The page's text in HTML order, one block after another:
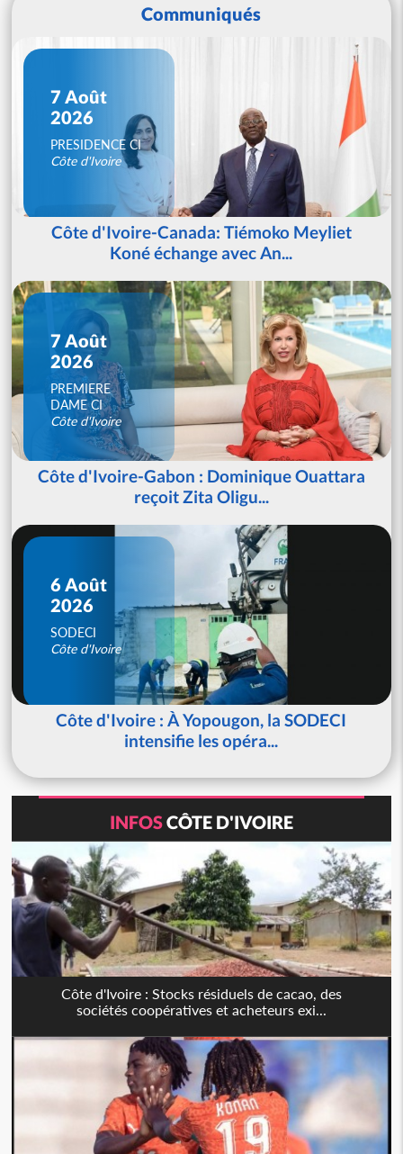
Communiqués
7 Août
2026
PRESIDENCE CI
Côte d'Ivoire
Côte d'Ivoire-Canada: Tiémoko Meyliet
Koné échange avec An...
7 Août
2026
PREMIERE
DAME CI
Côte d'Ivoire
Côte d'Ivoire-Gabon : Dominique Ouattara
reçoit Zita Oligu...
6 Août
2026
SODECI
Côte d'Ivoire
Côte d'Ivoire : À Yopougon, la SODECI
intensifie les opéra...
INFOSCÔTE D'IVOIRE
Côte d'Ivoire : Stocks résiduels de cacao, des
sociétés coopératives et acheteurs exi...